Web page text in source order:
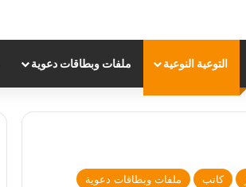
التوعية النوعية ملفات وبطاقات دعوية
كاتب ملفات وبطاقات دعوية